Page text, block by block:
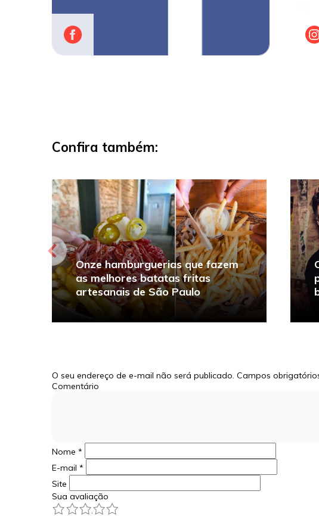
Confira também:
Onze hamburguerias que fazem
as melhores batatas fritas
artesanais de São Paulo
O seu endereço de e-mail não será publicado. Campos
Comentário
Nome *
E-mail *
Site
Sua avaliação
5
4
3
2